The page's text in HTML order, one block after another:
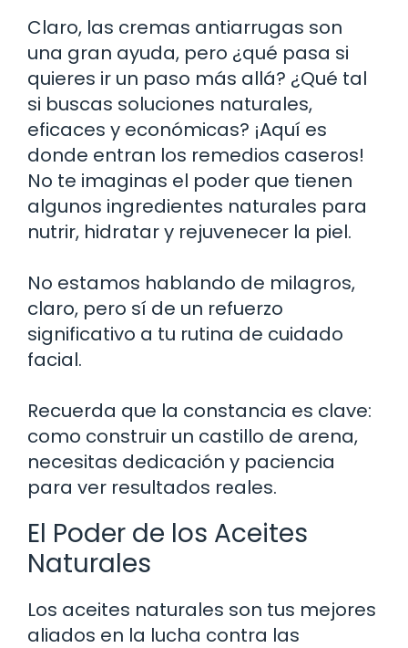
Claro, las cremas antiarrugas son
una gran ayuda, pero ¿qué pasa si
quieres ir un paso más allá? ¿Qué tal
si buscas soluciones naturales,
eficaces y económicas? ¡Aquí es
donde entran los remedios caseros!
No te imaginas el poder que tienen
algunos ingredientes naturales para
nutrir, hidratar y rejuvenecer la piel.
No estamos hablando de milagros,
claro, pero sí de un refuerzo
significativo a tu rutina de cuidado
facial.
Recuerda que la constancia es clave:
como construir un castillo de arena,
necesitas dedicación y paciencia
para ver resultados reales.
El Poder de los Aceites
Naturales
Los aceites naturales son tus mejores
aliados en la lucha contra las